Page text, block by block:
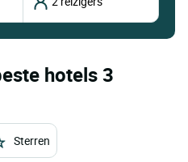
hotels 3
Sterren